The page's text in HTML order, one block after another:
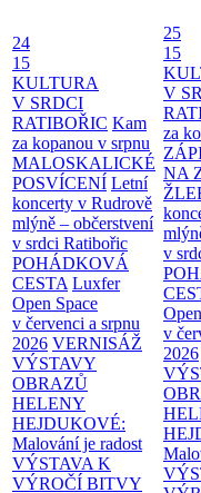
24
15
KULTURA
V SRDCI
RATIBOŘIC Kam
za kopanou v srpnu
MALOSKALICKÉ
POSVÍCENÍ Letní
koncerty v Rudrově
mlýně – občerstvení
v srdci Ratibořic
POHÁDKOVÁ
CESTA Luxfer
Open Space
v červenci a srpnu
2026 VERNISÁŽ
VÝSTAVY
OBRAZŮ
HELENY
HEJDUKOVÉ:
Malování je radost
VÝSTAVA K
VÝROČÍ BITVY
25
15
V
za
NA
v
v
2026